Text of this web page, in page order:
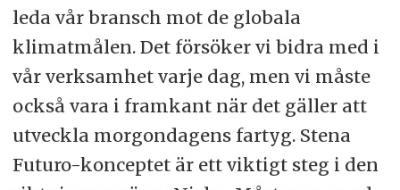
leda vår bransch mot de globala
klimatmålen. Det försöker vi bidra med i
vår verksamhet varje dag, men vi måste
också vara i framkant när det gäller att
utveckla morgondagens fartyg. Stena
Futuro-konceptet är ett viktigt steg i den